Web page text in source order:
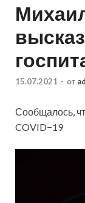
15.07.2021 - от
Сообщалось,
COVID−19